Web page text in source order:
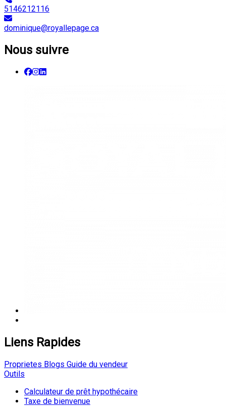
5146212116
dominique@royallepage.ca
Nous suivre
Liens Rapides
Proprietes Blogs Guide du vendeur
Outils
Calculateur de prêt hypothécaire
Taxe de bienvenue